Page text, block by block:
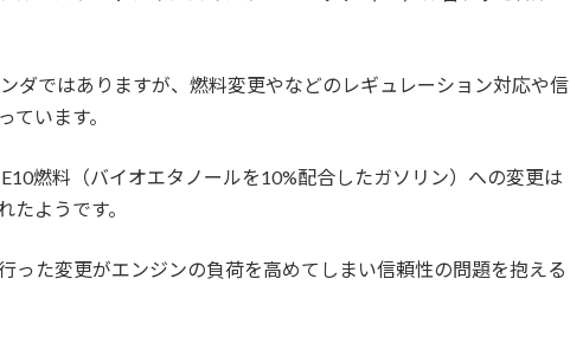
ダではありますが、燃料変更やなどのレギュレーション対応や信
います。
燃料（バイオエタノールを10%配合したガソリン）への変更は
ようです。
った変更がエンジンの負荷を高めてしまい信頼性の問題を抱える